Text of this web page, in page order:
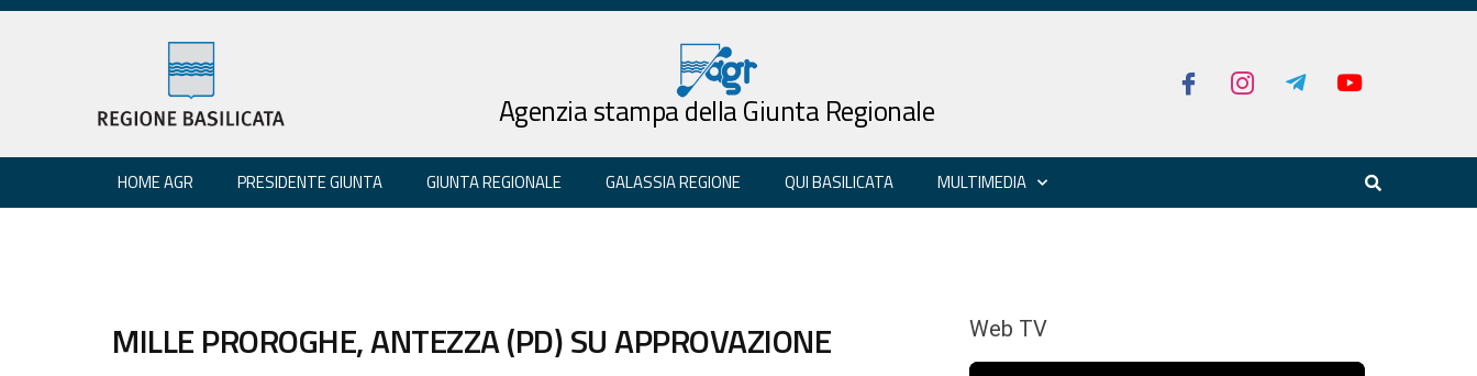
Agenzia stampa della Giunta Regionale
HOME AGR PRESIDENTE GIUNTA GIUNTA REGIONALE GALASSIA REGIONE QUI BASILICATA MULTIMEDIA
MILLE PROROGHE, ANTEZZA (PD) SU APPROVAZIONE
Web TV